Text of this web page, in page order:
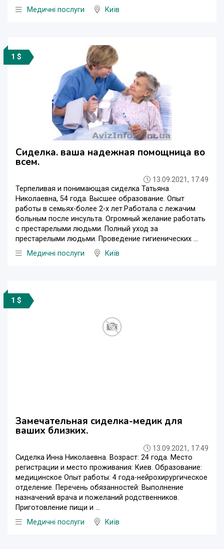
Медичні послуги
Київ
1 $
Сиделка. ваша надежная помощница во
всем.
13.09.2021, 17:49
Терпеливая и понимающая сиделка Татьяна
Николаевна, 54 года. Высшее образование. Опыт
работы в семьях-более 2-х лет.Работала с лежачим
больным после инсульта. Огромный желание работать
с престарелыми людьми. Полный уход за
престарелыми людьми. Проведение гигиенических ...
Медичні послуги
Київ
1 $
Замечательная сиделка-медик для
ваших близких.
13.09.2021, 17:49
Сиделка Инна Николаевна. Возраст: 24 года. Место
регистрации и место проживания: Киев. Образование:
медицинское Опыт работы: 4 года-нейрохирургическое
отделение. Перечень обязанностей: Выполнение
назначений врача и пожеланий родственников.
Приготовление пищи и ...
Медичні послуги
Київ